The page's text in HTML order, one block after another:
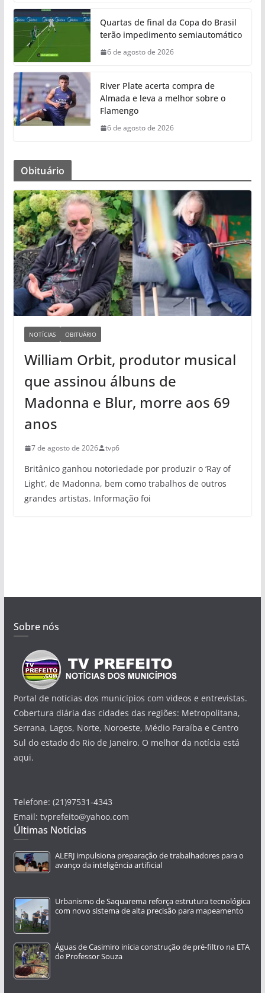
Quartas de final da Copa do Brasil
terão impedimento semiautomático
6 de agosto de 2026
River Plate acerta compra de
Almada e leva a melhor sobre o
Flamengo
6 de agosto de 2026
Obituário
NOTÍCIAS OBITUÁRIO
William Orbit, produtor musical
que assinou álbuns de
Madonna e Blur, morre aos 69
anos
7 de agosto de 2026 tvp6
Britânico ganhou notoriedade por produzir o ‘Ray of
Light’, de Madonna, bem como trabalhos de outros
grandes artistas. Informação foi
Sobre nós
Portal de notícias dos municípios com videos e entrevistas.
Cobertura diária das cidades das regiões: Metropolitana,
Serrana, Lagos, Norte, Noroeste, Médio Paraíba e Centro
Sul do estado do Rio de Janeiro. O melhor da notícia está
aqui.
Telefone: (21)97531-4343
Email: tvprefeito@yahoo.com
Últimas Notícias
ALERJ impulsiona preparação de trabalhadores para o
avanço da inteligência artificial
Urbanismo de Saquarema reforça estrutura tecnológica
com novo sistema de alta precisão para mapeamento
Águas de Casimiro inicia construção de pré-filtro na ETA
de Professor Souza